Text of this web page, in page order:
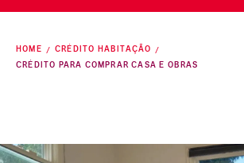
HOME
CRÉDITO HABITAÇÃO
CRÉDITO PARA COMPRAR CASA E OBRAS